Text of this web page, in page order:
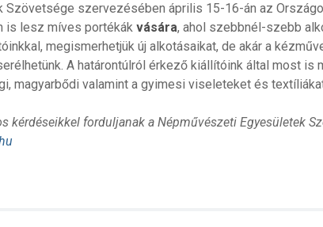
szervezésében április 15-16-án az
is lesz míves portékák vására, ahol szebbnél-szebb
megismerhetjük új alkotásaikat, de akár a
A határontúlról érkező kiállítóink által most is
magyarbődi valamint a gyimesi viseleteket és
kérdéseikkel forduljanak a Népművészeti Egyesületek